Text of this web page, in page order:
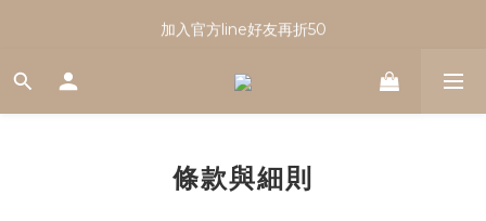
註冊會員享有100元購物金｜新會員看這篇！
加入官方line好友再折50
註冊會員享有100元購物金｜新會員看這篇！
條款與細則